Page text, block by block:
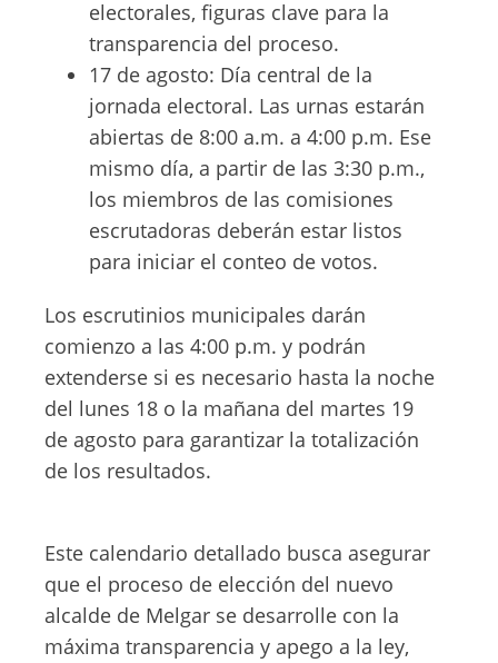
electorales, figuras clave para la
transparencia del proceso.
17 de agosto: Día central de la
jornada electoral. Las urnas estarán
abiertas de 8:00 a.m. a 4:00 p.m. Ese
mismo día, a partir de las 3:30 p.m.,
los miembros de las comisiones
escrutadoras deberán estar listos
para iniciar el conteo de votos.
Los escrutinios municipales darán
comienzo a las 4:00 p.m. y podrán
extenderse si es necesario hasta la noche
del lunes 18 o la mañana del martes 19
de agosto para garantizar la totalización
de los resultados.
Este calendario detallado busca asegurar
que el proceso de elección del nuevo
alcalde de Melgar se desarrolle con la
máxima transparencia y apego a la ley,